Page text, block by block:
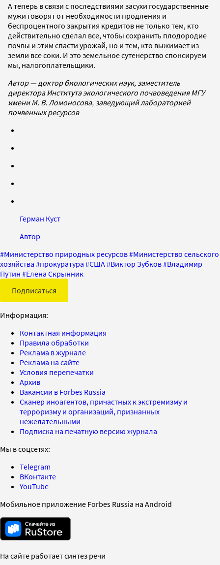
А теперь в связи с последствиями засухи государственные
мужи говорят от необходимости продления и
беспроцентного закрытия кредитов не только тем, кто
действительно сделал все, чтобы сохранить плодородие
почвы и этим спасти урожай, но и тем, кто выжимает из
земли все соки. И это земельное сутенерство спонсируем
мы, налогоплательщики.
Автор — доктор биологических наук, заместитель
директора Института экологического почвоведения МГУ
имени М. В. Ломоносова, заведующий лабораторией
почвенных ресурсов
Герман Куст
Автор
#Министерство природных ресурсов#Министерство сельского
хозяйства #прокуратура #США#Виктор Зубков#Владимир
Путин #Елена Скрынник
Подписаться
Информация:
Контактная информация
Правила обработки
Реклама в журнале
Реклама на сайте
Условия перепечатки
Архив
Вакансии в Forbes Russia
Сканер иноагентов, причастных к экстремизму и
терроризму и организаций, признанных
нежелательными
Подписка на печатную версию журнала
Мы в соцсетях:
Telegram
ВКонтакте
YouTube
Мобильное приложение Forbes Russia на Android
На сайте работает синтез речи